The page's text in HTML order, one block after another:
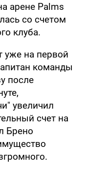
арене Palms
со счетом
клуба.
уже на первой
команды
после
увеличил
счет на
Брено